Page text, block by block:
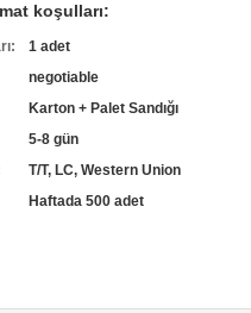
koşulları:
1 adet
negotiable
Karton + Palet Sandığı
5-8 gün
T/T, LC, Western Union
Haftada 500 adet